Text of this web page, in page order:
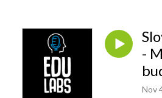
-
Nov